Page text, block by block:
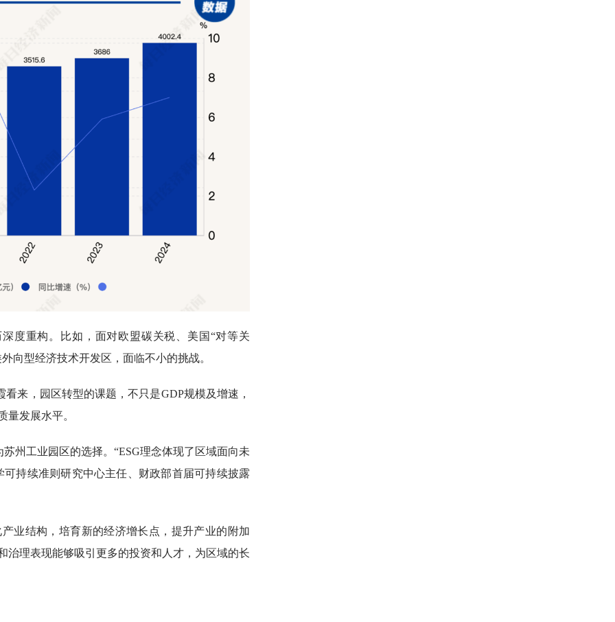
度重构。比如，面对欧盟碳关税、美国“对等关
向型经济技术开发区，面临不小的挑战。
来，园区转型的课题，不只是GDP规模及增速，
量发展水平。
州工业园区的选择。“ESG理念体现了区域面向未
持续准则研究中心主任、财政部首届可持续披露
业结构，培育新的经济增长点，提升产业的附加
治理表现能够吸引更多的投资和人才，为区域的长